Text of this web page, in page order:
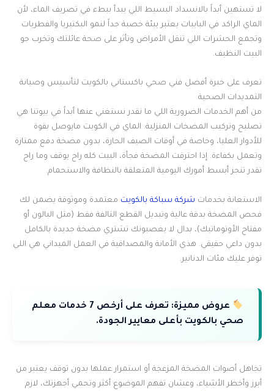
لا تستهين أبداً بالانسداد البسيط اللي يبدأ ببطء في تصريف الماء، لأن
الماي الراكد في البايبات يعتبر بيئة خصبة جداً لنمو البكتيريا والفطريات
وتجمع الحشرات اللي تنقل الأمراض وتأثر على صحة عائلتك وتخرب جو
البيت النظيف.
تعرف على خبرة أفضل فني صحي باكستاني بالكويت لتأسيس وصيانة
التمديدات الصحية
من أهم الخدمات الضرورية اللي ما نقدر نستغني عنها أبداً في بيوتنا هي
تصليح وتركيب المضخات المنزلية. الماي في الكويت مايوصل بقوة
للأدوار العليا، وخاصة في أوقات الصيف الحارة، بدون مضخة دفع ممتازة
وتعمل بكفاءة. إذا احترقت المضخة فجأة، البيت كله راح يوقف وما راح
تقدر تنجز أبسط أمورك اليومية المتعلقة بالنظافة والاستحمام.
الاستعانة بخدمات شركة سباكة بالكويت معتمدة وموثوقة يضمن لك
فحص المضخة بدقة عالية وتبديل القطع التالفة فقط (مثل البالون أو
مفتاح الأوتوماتيك)، بدال لا يغصبونك تشتري مضخة جديدة بالكامل
بدون داعي حقيقي. هذي الأمانة والمصداقية في العمل الميداني هي اللي
توفر عليك مئات الدنانير.
عروض مميزة:
تعرف على أرخص 7 خدمات معلم
صحي بالكويت بأعلى معايير الجودة.
تجاهل أصوات المضخة المزعجة أو استمرار عملها بدون توقف يعتبر من
أبرز وأخطر الأشياء، وعشان تفهم الموضوع أكثر وتحمي أجهزتك، لازم